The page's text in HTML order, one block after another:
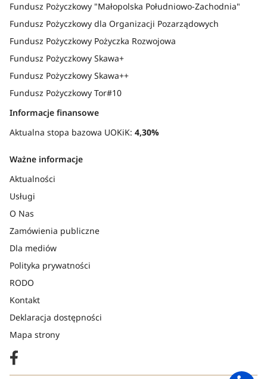
Fundusz Pożyczkowy "Małopolska Południowo-Zachodnia"
Fundusz Pożyczkowy dla Organizacji Pozarządowych
Fundusz Pożyczkowy Pożyczka Rozwojowa
Fundusz Pożyczkowy Skawa+
Fundusz Pożyczkowy Skawa++
Fundusz Pożyczkowy Tor#10
Informacje finansowe
Aktualna stopa bazowa UOKiK: 4,30%
Ważne informacje
Aktualności
Usługi
O Nas
Zamówienia publiczne
Dla mediów
Polityka prywatności
RODO
Kontakt
Deklaracja dostępności
Mapa strony